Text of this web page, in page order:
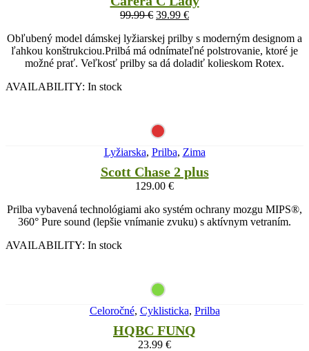
99.99€ 39.99 €
Obľubený model dámskej lyžiarskej prilby s moderným designom a
ľahkou konštrukciou.Prilbá má odnímateľné polstrovanie, ktoré je
možné prať. Veľkosť prilby sa dá doladiť kolieskom Rotex.
AVAILABILITY: In stock
Lyžiarska, Prilba, Zima
Scott Chase 2 plus
129.00 €
Prilba vybavená technológiami ako systém ochrany mozgu MIPS®,
360° Pure sound (lepšie vnímanie zvuku) s aktívnym vetraním.
AVAILABILITY: In stock
Celoročné, Cyklisticka, Prilba
HQBC FUNQ
23.99 €